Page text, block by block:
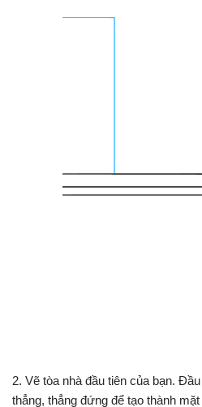
2. Vẽ tòa nhà đầu tiên của bạn.
thẳng, thẳng đứng để tạo thành